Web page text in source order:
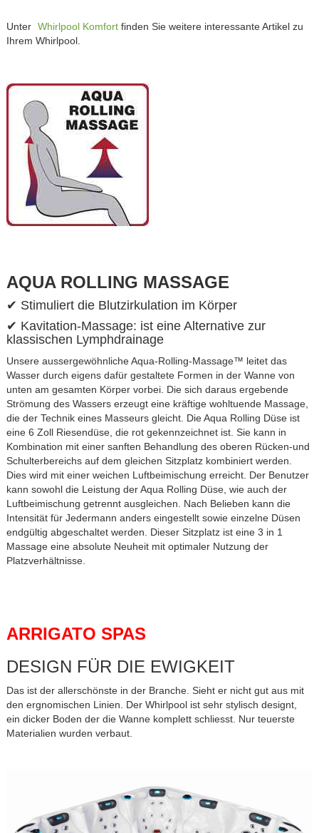
Unter Whirlpool Komfortfinden Sie weitere interessante Artikel zu
Ihrem Whirlpool.
AQUA ROLLING MASSAGE
✔ Stimuliert die Blutzirkulation im Körper
✔ Kavitation-Massage: ist eine Alternative zur
klassischen Lymphdrainage
Unsere aussergewöhnliche Aqua-Rolling-Massage™ leitet das
Wasser durch eigens dafür gestaltete Formen in der Wanne von
unten am gesamten Körper vorbei. Die sich daraus ergebende
Strömung des Wassers erzeugt eine kräftige wohltuende Massage,
die der Technik eines Masseurs gleicht. Die Aqua Rolling Düse ist
eine 6 Zoll Riesendüse, die rot gekennzeichnet ist. Sie kann in
Kombination mit einer sanften Behandlung des oberen Rücken-und
Schulterbereichs auf dem gleichen Sitzplatz kombiniert werden.
Dies wird mit einer weichen Luftbeimischung erreicht. Der Benutzer
kann sowohl die Leistung der Aqua Rolling Düse, wie auch der
Luftbeimischung getrennt ausgleichen. Nach Belieben kann die
Intensität für Jedermann anders eingestellt sowie einzelne Düsen
endgültig abgeschaltet werden. Dieser Sitzplatz ist eine 3 in 1
Massage eine absolute Neuheit mit optimaler Nutzung der
Platzverhältnisse.
ARRIGATO SPAS
DESIGN FÜR DIE EWIGKEIT
Das ist der allerschönste in der Branche. Sieht er nicht gut aus mit
den ergnomischen Linien. Der Whirlpool ist sehr stylisch designt,
ein dicker Boden der die Wanne komplett schliesst. Nur teuerste
Materialien wurden verbaut.